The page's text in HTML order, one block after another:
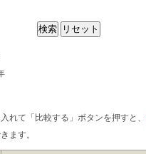
れて「比較する」ボタンを押すと、
ます。